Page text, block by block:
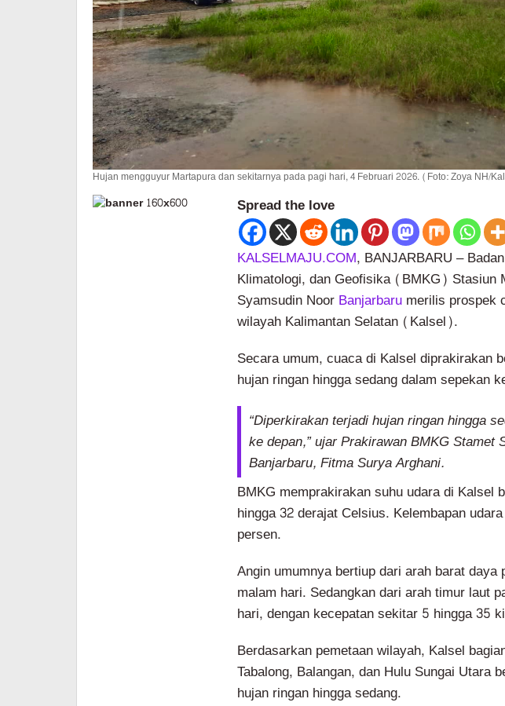
Hujan mengguyur Martapura dan sekitarnya pada pagi hari, 4 Februari 2026. (Foto: Zoya NH/
Spread the love
KALSELMAJU.COM, BANJARBARU –
Klimatologi, dan Geofisika (BMKG) Stasiun
Syamsudin NoorBanjarbarumerilis prospek
wilayah Kalimantan Selatan (Kalsel).
Secara umum, cuaca di Kalsel diprakirakan
hujan ringan hingga sedang dalam sepekan
“Diperkirakan terjadi hujan ringan hingga
ke depan,” ujar Prakirawan BMKG Stamet
Banjarbaru, Fitma Surya Arghani.
BMKG memprakirakan suhu udara di Kalsel
hingga 32 derajat Celsius. Kelembapan
persen.
Angin umumnya bertiup dari arah barat daya
malam hari. Sedangkan dari arah timur laut
hari, dengan kecepatan sekitar 5 hingga 35
Berdasarkan pemetaan wilayah, Kalsel
Tabalong, Balangan, dan Hulu Sungai Utara
hujan ringan hingga sedang.